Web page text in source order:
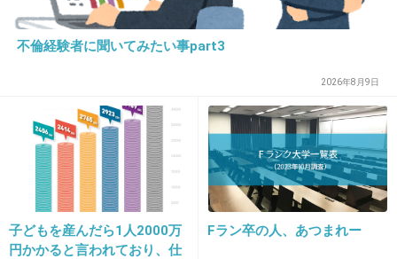
熱いチッスをしとったがな
1件の返信
-2
34. 匿名2021/03/22(月) 09:51:04
>>15
なんか生きづらそうだね.......
恋愛とかして相手に汚物扱いされたらショック
不倫経験者に聞いてみたい事part3
2026年8月9日
子どもを産んだら1人2000万
円かかると言われており、仕
Fラン卒の人、あつまれー